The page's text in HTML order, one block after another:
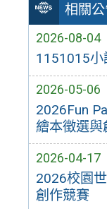
相關
2026-08-04
1151015小
2026-05-06
2026Fun
繪本徵選與
2026-04-17
2026校園
創作競賽